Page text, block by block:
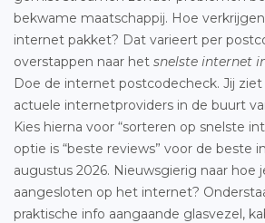
bekwame maatschappij. Hoe
internet pakket? Dat varieert per
overstappen naar het snelste internet
Doe de internet postcodecheck. Jij
actuele internetproviders in de buurt
Kies hierna voor “sorteren op snelste
optie is “beste reviews” voor de beste
augustus 2026. Nieuwsgierig naar hoe
aangesloten op het internet?
praktische info aangaande glasvezel,